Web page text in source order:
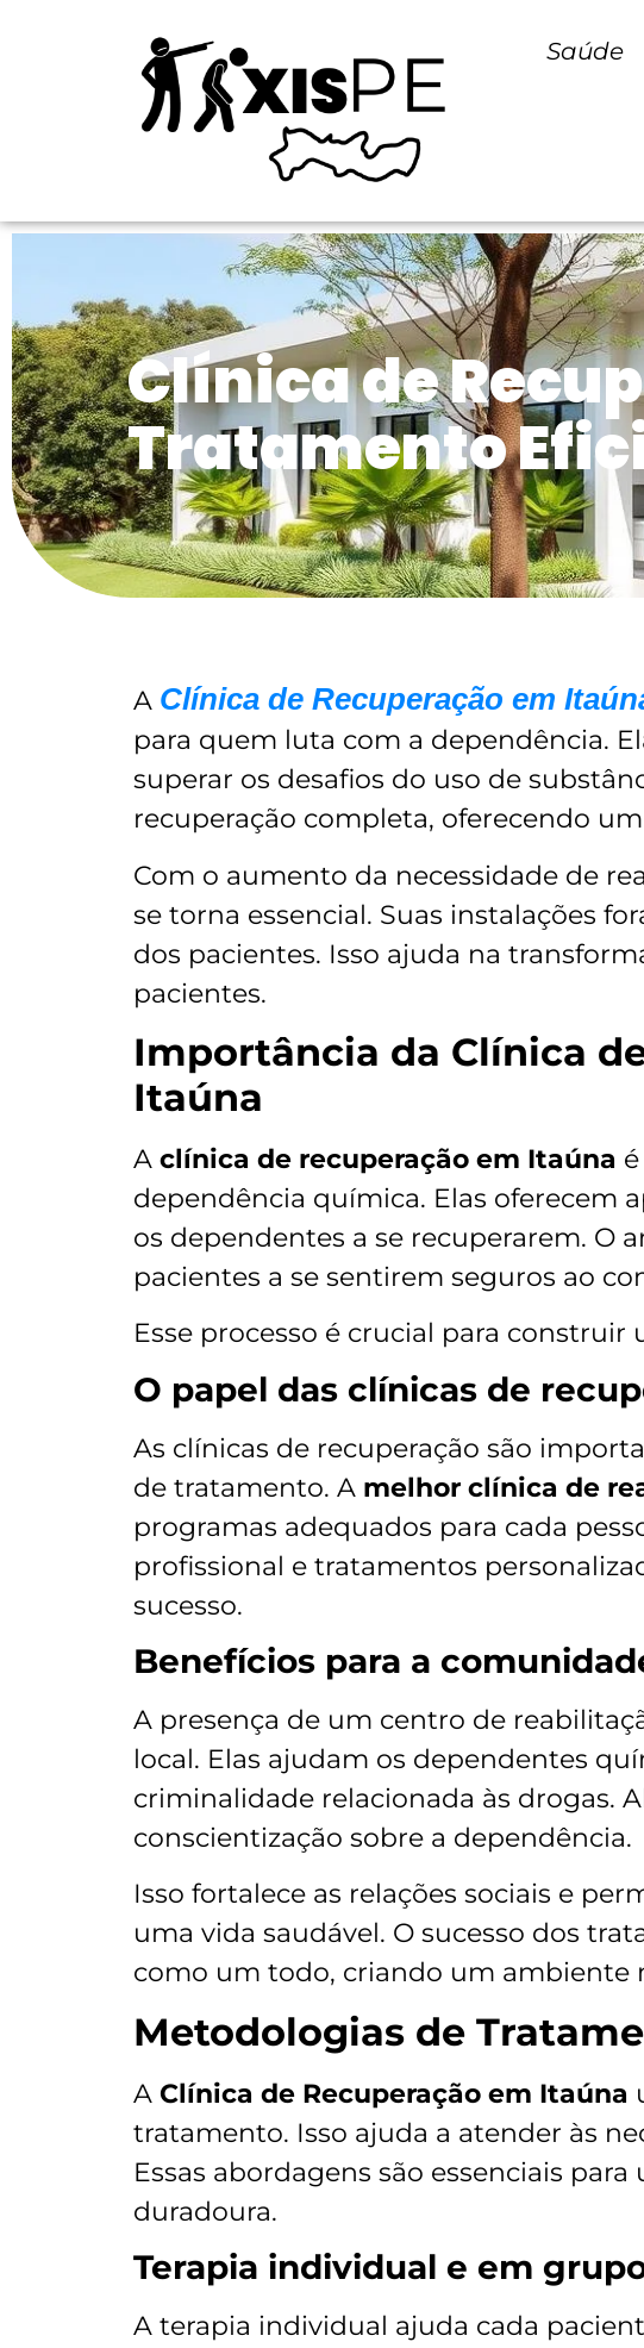
Saúde
Clínica de
Tratamento
A Clínica de Recuperação em
para quem luta com a dependência.
superar os desafios do uso de
recuperação completa, oferecendo
Com o aumento da necessidade de
se torna essencial. Suas instalações
dos pacientes. Isso ajuda na
pacientes.
Importância da Clínica
Itaúna
A clínica de recuperação em Itaúna
dependência química. Elas oferecem
os dependentes a se recuperarem. O
pacientes a se sentirem seguros ao
Esse processo é crucial para construir
O papel das clínicas de
As clínicas de recuperação são
de tratamento. A melhor clínica de
programas adequados para cada
profissional e tratamentos
sucesso.
Benefícios para a
A presença de um centro de
local. Elas ajudam os dependentes
criminalidade relacionada às drogas.
conscientização sobre a dependência.
Isso fortalece as relações sociais e
uma vida saudável. O sucesso dos
como um todo, criando um ambiente
Metodologias de
A Clínica de Recuperação em Itaúna
tratamento. Isso ajuda a atender às
Essas abordagens são essenciais
duradoura.
Terapia individual e em
A terapia individual ajuda cada